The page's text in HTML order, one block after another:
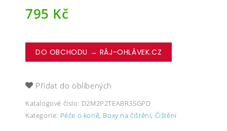
795 Kč
DO OBCHODU → RÁJ-OHLÁVEK.CZ
Přidat do oblíbených
Katalogové číslo: D2M2P2TEABR35GPD
Kategorie: Péče o koně, Boxy na čištění, Čištění